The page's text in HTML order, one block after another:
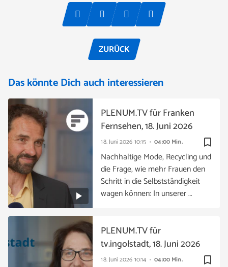
ZURÜCK
Das könnte Dich auch interessieren
bookmark_border
18. Juni 2026 10:15 04:00 Min.
PLENUM.TV für Franken
Fernsehen, 18. Juni 2026
Nachhaltige Mode, Recycling und
die Frage, wie mehr Frauen den
Schritt in die Selbstständigkeit
wagen können: In unserer …
bookmark_border
18. Juni 2026 10:14 04:00 Min.
PLENUM.TV für
tv.ingolstadt, 18. Juni 2026